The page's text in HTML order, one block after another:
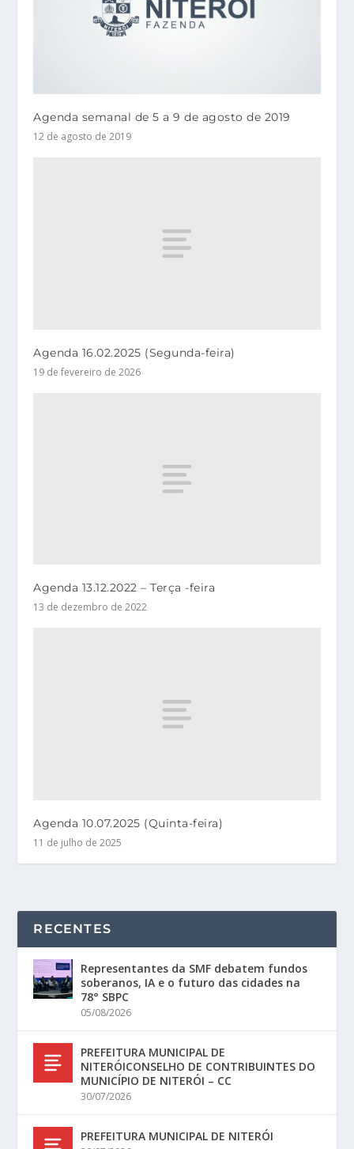
Agenda semanal de 5 a 9 de agosto de 2019
12 de agosto de 2019
Agenda 16.02.2025 (Segunda-feira)
19 de fevereiro de 2026
Agenda 13.12.2022 – Terça -feira
13 de dezembro de 2022
Agenda 10.07.2025 (Quinta-feira)
11 de julho de 2025
RECENTES
Representantes da SMF debatem fundos
soberanos, IA e o futuro das cidades na
78° SBPC
05/08/2026
PREFEITURA MUNICIPAL DE
NITERÓICONSELHO DE CONTRIBUINTES DO
MUNICÍPIO DE NITERÓI – CC
30/07/2026
PREFEITURA MUNICIPAL DE NITERÓI